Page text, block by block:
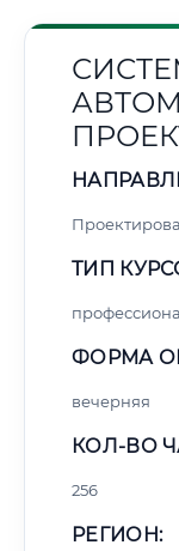
ТИП
ФОРМА
вечерняя
КОЛ-ВО
256
РЕГИОН: